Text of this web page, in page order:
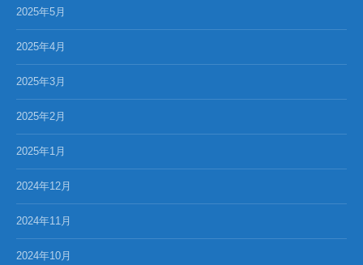
2025年5月
2025年4月
2025年3月
2025年2月
2025年1月
2024年12月
2024年11月
2024年10月